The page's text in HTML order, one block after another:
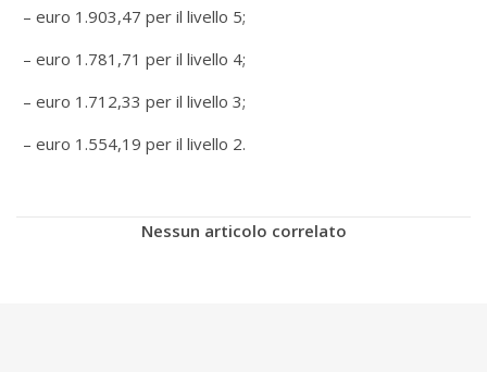
– euro 1.903,47 per il livello 5;
– euro 1.781,71 per il livello 4;
– euro 1.712,33 per il livello 3;
– euro 1.554,19 per il livello 2.
Nessun articolo correlato